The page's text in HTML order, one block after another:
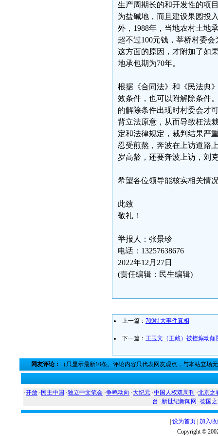
生产周期长的和开发性的项
为盐碱地，而且建设果园投
外，1988年，当地农村土地
超不过100元钱，莘桥村委
这方面的原因，才附加了如
地承包期为70年。
根据《合同法》和《民法典
效条件，也可以附解除条件
的解除条件出现时村委会才
背立法原意，从而导致枉法
定和法律规定，裁判结果严
忍受煎熬，奔波在上访道路
岁高龄，还要奔波上访，刘
希望各位领导能核实相关情
此致
敬礼！
举报人：张景珍
电话：13257638676
2022年12月27日
(责任编辑：民生编辑)
上一篇： 709特大事件真相
下一篇： 王玉文（王藏）被控煽动颠
网友评论： （只显示最新10条。评论内容只代表网友观点，与本站立场
·开放 · 民主中国 ·独立中文笔会 ·争鸣动向 ·大纪元 ·中国人权双周刊 ·北京之
台 ·新世纪新闻网 ·德国
设为首页 加入
Copyright ©